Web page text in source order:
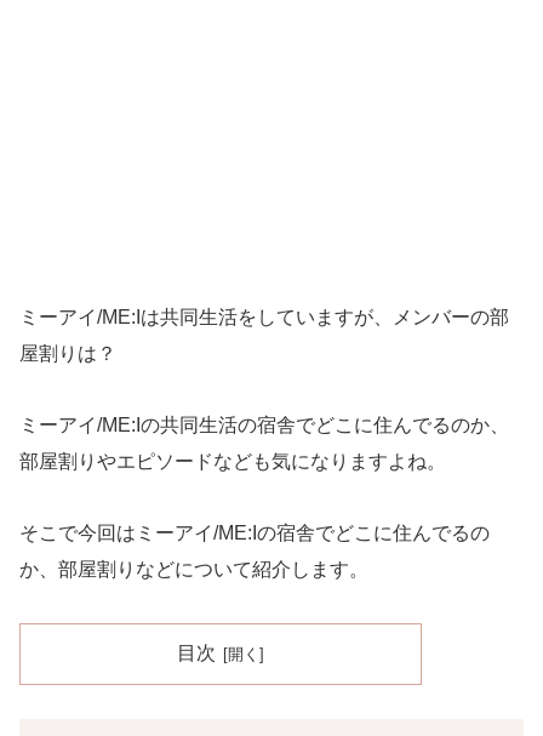
ミーアイ/ME:Iは共同生活をしていますが、メンバーの部
屋割りは？
ミーアイ/ME:Iの共同生活の宿舎でどこに住んでるのか、
部屋割りやエピソードなども気になりますよね。
そこで今回はミーアイ/ME:Iの宿舎でどこに住んでるの
か、部屋割りなどについて紹介します。
目次